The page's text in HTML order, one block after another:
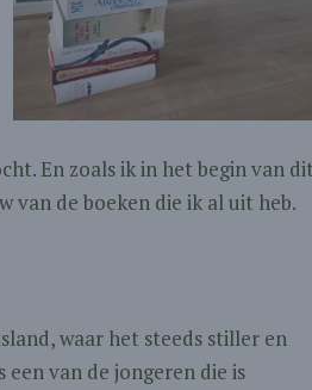
En zoals ik in het begin van
van de boeken die ik al uit heb.
waar het steeds stiller en
van de jongeren die is